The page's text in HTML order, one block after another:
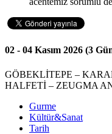
02 - 04 Kasım 2026 (3
GÖBEKLİTEPE –
HALFETİ – ZEUGMA
Gurme
Kültür&Sanat
Tarih